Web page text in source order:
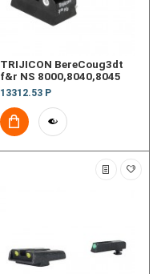
TRIJICON BereCoug3dt
f&r NS 8000,8040,8045
13312.53 Р